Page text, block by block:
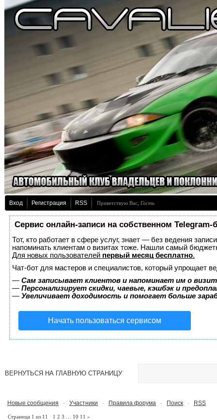
Вход Регистрация RSS Приветствую Вас Гость
Сервис онлайн-записи на собственном Telegram-
Тот, кто работает в сфере услуг, знает — без ведения
напоминать клиентам о визитах тоже. Нашли самый
Для новых пользователей первый месяц бесплатно.
Чат-бот для мастеров и специалистов, который упрощает
— Сам записывает клиентов и напоминает им о
— Персонализирует скидки, чаевые, кэшбэк и
— Увеличивает доходимость и помогает больше
Начать пользоваться сервисом
ВЕРНУТЬСЯ НА ГЛАВНУЮ СТРАНИЦУ
Новые сообщения · Участники · Правила форума · Поиск · RSS
Страница 1 из 11 1 2 3 10 11 »